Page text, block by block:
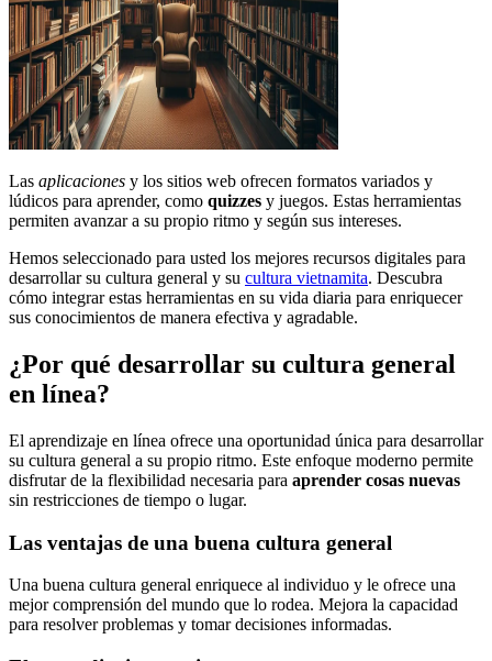
Las aplicaciones y los sitios web ofrecen formatos variados y
lúdicos para aprender, como quizzes y juegos. Estas herramientas
permiten avanzar a su propio ritmo y según sus intereses.
Hemos seleccionado para usted los mejores recursos digitales para
desarrollar su cultura general y su cultura vietnamita. Descubra
cómo integrar estas herramientas en su vida diaria para enriquecer
sus conocimientos de manera efectiva y agradable.
¿Por qué desarrollar su cultura general
en línea?
El aprendizaje en línea ofrece una oportunidad única para desarrollar
su cultura general a su propio ritmo. Este enfoque moderno permite
disfrutar de la flexibilidad necesaria para aprender cosas nuevas
sin restricciones de tiempo o lugar.
Las ventajas de una buena cultura general
Una buena cultura general enriquece al individuo y le ofrece una
mejor comprensión del mundo que lo rodea. Mejora la capacidad
para resolver problemas y tomar decisiones informadas.